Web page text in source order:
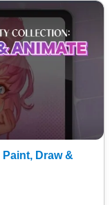
Draw &